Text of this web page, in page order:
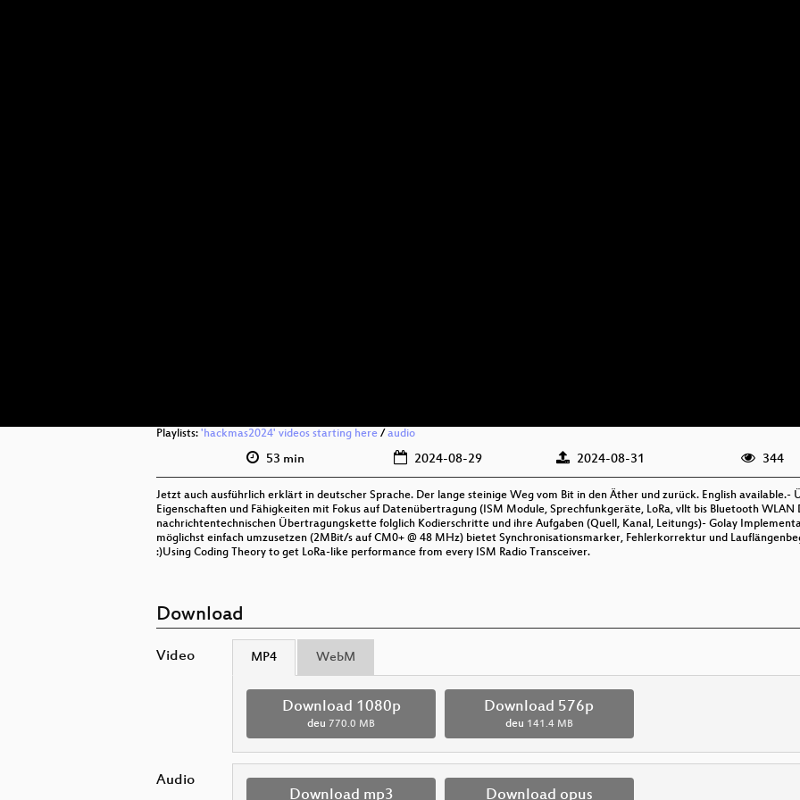
Playlists: 'hackmas2024' videos starting here / audio
53 min 2024-08-29 2024-08-31 344
Jetzt auch ausführlich erklärt in deutscher Sprache. Der lange steinige Weg vom Bit in den Äther und zurück. English
Eigenschaften und Fähigkeiten mit Fokus auf Datenübertragung (ISM Module, Sprechfunkgeräte, LoRa, vllt bis Bluetooth WLAN
nachrichtentechnischen Übertragungskette folglich Kodierschritte und ihre Aufgaben (Quell, Kanal, Leitungs)- Golay
möglichst einfach umzusetzen (2MBit/s auf CM0+ @ 48 MHz) bietet Synchronisationsmarker, Fehlerkorrektur und
:)Using Coding Theory to get LoRa-like performance from every ISM Radio Transceiver.
Download
Video MP4 WebM
Download 1080p
deu 770.0 MB
Download 576p
deu 141.4 MB
Audio
Download mp3 Download opus